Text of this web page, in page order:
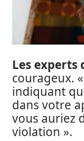
Les experts
courageux.
indiquant
dans votre
vous auriez
violation ».